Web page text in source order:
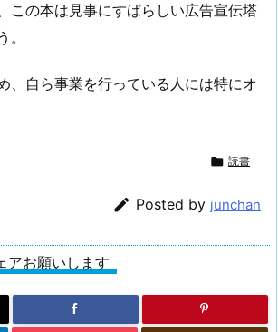
この本は見事にすばらしい広告宣伝塔
、自ら事業を行っている人には特にオ
 読書
 Posted by junchan
アお願いします